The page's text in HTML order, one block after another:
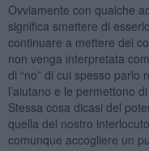
Ovviamente con qualche
significa smettere di
continuare a mettere dei
non venga interpretata
di “no” di cui spesso parlo
l’aiutano e le permettono
Stessa cosa dicasi del
quella del nostro
comunque accogliere un